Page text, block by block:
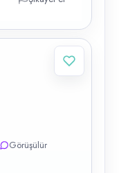
Görüşülür